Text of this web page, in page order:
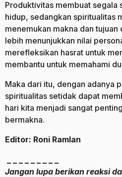
Produktivitas membuat segala
hidup, sedangkan spiritualitas
menemukan makna dan
lebih menunjukkan nilai
merefleksikan hasrat untuk
membantu untuk memahami
Maka dari itu, dengan adanya
spiritualitas setidak dapat
hari kita menjadi sangat
bermakna.
Editor: Roni Ramlan
Jangan lupa berikan reaksi